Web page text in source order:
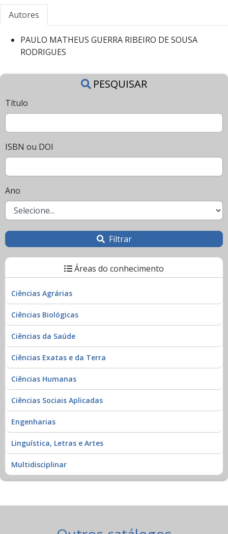
Autores
PAULO MATHEUS GUERRA RIBEIRO DE SOUSA
RODRIGUES
PESQUISAR
Título
ISBN ou DOI
Ano
Filtrar
Áreas do conhecimento
Ciências Agrárias
Ciências Biológicas
Ciências da Saúde
Ciências Exatas e da Terra
Ciências Humanas
Ciências Sociais Aplicadas
Engenharias
Linguística, Letras e Artes
Multidisciplinar